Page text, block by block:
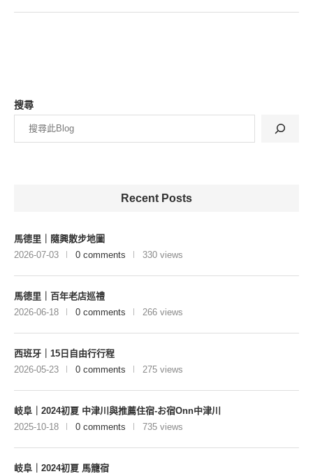
搜尋
Recent Posts
馬德里｜隨興散步地圖
2026-07-03
0 comments 330 views
馬德里｜百年老店巡禮
2026-06-18
0 comments 266 views
西班牙｜15日自由行行程
2026-05-23
0 comments 275 views
岐阜｜2024初夏 中津川與推薦住宿-お宿Onn中津川
2025-10-18
0 comments 735 views
岐阜｜2024初夏 馬籠宿